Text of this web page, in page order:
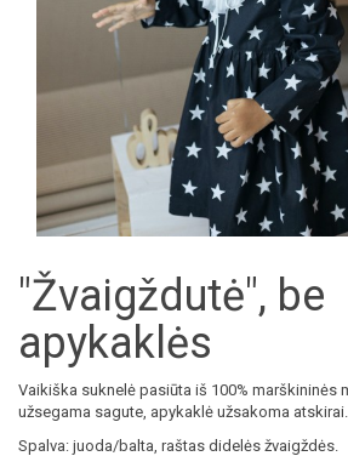
"Žvaigždutė", be
apykaklės
Vaikiška suknelė pasiūta iš 100% marškininės
užsegama sagute, apykaklė užsakoma atskirai.
Spalva: juoda/balta, raštas didelės žvaigždės.